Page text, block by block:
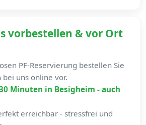
vorbestellen & vor Ort
PF-Reservierung bestellen Sie
uns online vor.
Minuten in Besigheim - auch
erreichbar - stressfrei und